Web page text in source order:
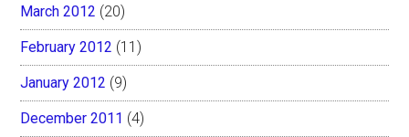
March 2012 (20)
February 2012 (11)
January 2012 (9)
December 2011 (4)